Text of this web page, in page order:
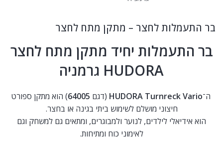
בר התעמלות לחצר – מתקן מתח לחצר
בר התעמלות יחיד מתקן מתח לחצר
HUDORA גרמניה
ה־HUDORA Turnreck Vario (דגם 64005) הוא מתקן ספורט
חיצוני מושלם לשימוש ביתי בגינה או בחצר.
הוא אידיאלי לילדים, לנוער ולמבוגרים, ומתאים גם למשחק וגם
לאימוני כוח ומתיחות.